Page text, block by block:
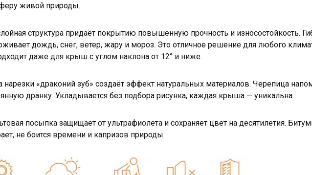
живой природы.
структура придаёт покрытию повышенную прочность и износостойкость.
дождь, снег, ветер, жару и мороз. Это отличное решение для любого
даже для крыш с углом наклона от 12° и ниже.
«драконий зуб» создаёт эффект натуральных материалов. Черепица
дранку. Укладывается без подбора рисунка, каждая крыша — уникальна.
посыпка защищает от ультрафиолета и сохраняет цвет на десятилетия.
не боится времени и капризов природы.